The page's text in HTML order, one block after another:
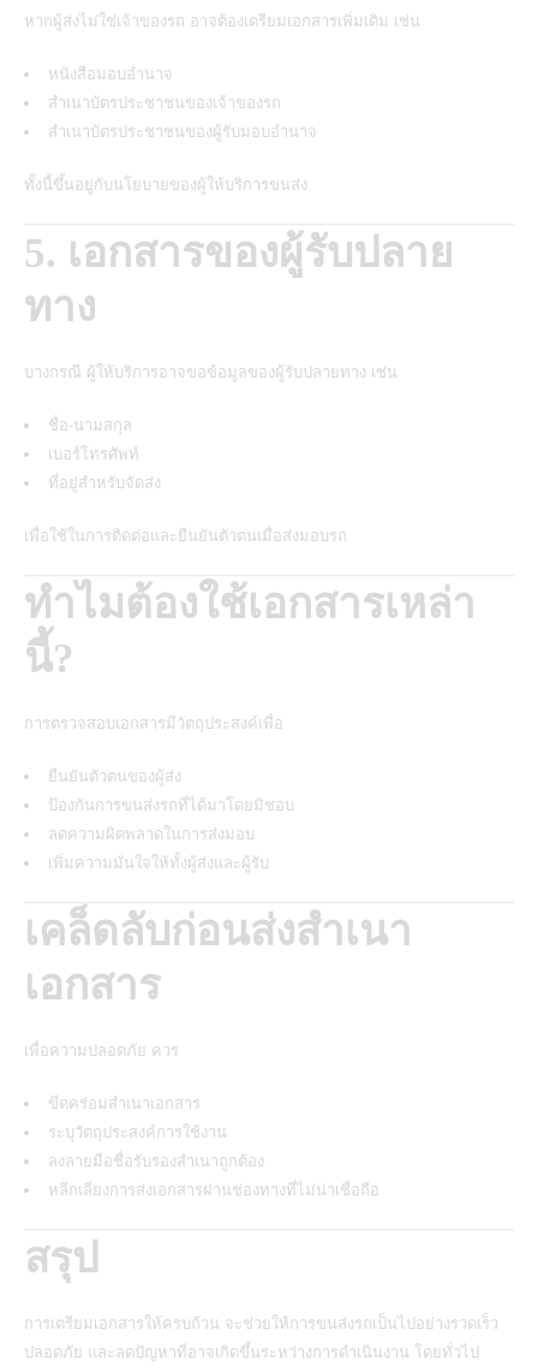
หากผู้ส่งไม่ใช่เจ้าของรถ อาจต้องเตรียมเอกสารเพิ่มเติม เช่น
หนังสือมอบอำนาจ
สำเนาบัตรประชาชนของเจ้าของรถ
สำเนาบัตรประชาชนของผู้รับมอบอำนาจ
ทั้งนี้ขึ้นอยู่กับนโยบายของผู้ให้บริการขนส่ง
5. เอกสารของผู้รับปลาย
ทาง
บางกรณี ผู้ให้บริการอาจขอข้อมูลของผู้รับปลายทาง เช่น
ชื่อ-นามสกุล
เบอร์โทรศัพท์
ที่อยู่สำหรับจัดส่ง
เพื่อใช้ในการติดต่อและยืนยันตัวตนเมื่อส่งมอบรถ
ทำไมต้องใช้เอกสารเหล่า
นี้?
การตรวจสอบเอกสารมีวัตถุประสงค์เพื่อ
ยืนยันตัวตนของผู้ส่ง
ป้องกันการขนส่งรถที่ได้มาโดยมิชอบ
ลดความผิดพลาดในการส่งมอบ
เพิ่มความมั่นใจให้ทั้งผู้ส่งและผู้รับ
เคล็ดลับก่อนส่งสำเนา
เอกสาร
เพื่อความปลอดภัย ควร
ขีดคร่อมสำเนาเอกสาร
ระบุวัตถุประสงค์การใช้งาน
ลงลายมือชื่อรับรองสำเนาถูกต้อง
หลีกเลี่ยงการส่งเอกสารผ่านช่องทางที่ไม่น่าเชื่อถือ
สรุป
การเตรียมเอกสารให้ครบถ้วน จะช่วยให้การขนส่งรถเป็นไปอย่างรวดเร็ว
ปลอดภัย และลดปัญหาที่อาจเกิดขึ้นระหว่างการดำเนินงาน โดยทั่วไป